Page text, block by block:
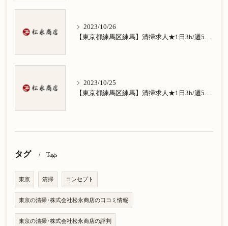
2023/10/26
【東京都練馬区練馬】清掃求人★1日3h/週5日/祝日お休み★南田中在住の方歓迎
2023/10/25
【東京都練馬区練馬】清掃求人★1日3h/週5日/祝日お休み★南大泉在住の方歓迎
タグ Tags
東京 清掃 コンセプト
東京の清掃･株式会社松永商店の口コミ情報
東京の清掃･株式会社松永商店の評判